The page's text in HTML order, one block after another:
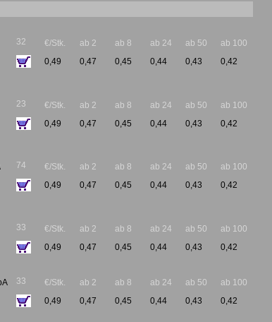
32
€/Stk.
0,49
ab 2
0,47
ab 8
0,45
ab 24
0,44
ab 50
0,43
ab 100
0,42
23
€/Stk.
0,49
ab 2
0,47
ab 8
0,45
ab 24
0,44
ab 50
0,43
ab 100
0,42
74
€/Stk.
0,49
ab 2
0,47
ab 8
0,45
ab 24
0,44
ab 50
0,43
ab 100
0,42
33
€/Stk.
0,49
ab 2
0,47
ab 8
0,45
ab 24
0,44
ab 50
0,43
ab 100
0,42
33
€/Stk.
0,49
ab 2
0,47
ab 8
0,45
ab 24
0,44
ab 50
0,43
ab 100
0,42